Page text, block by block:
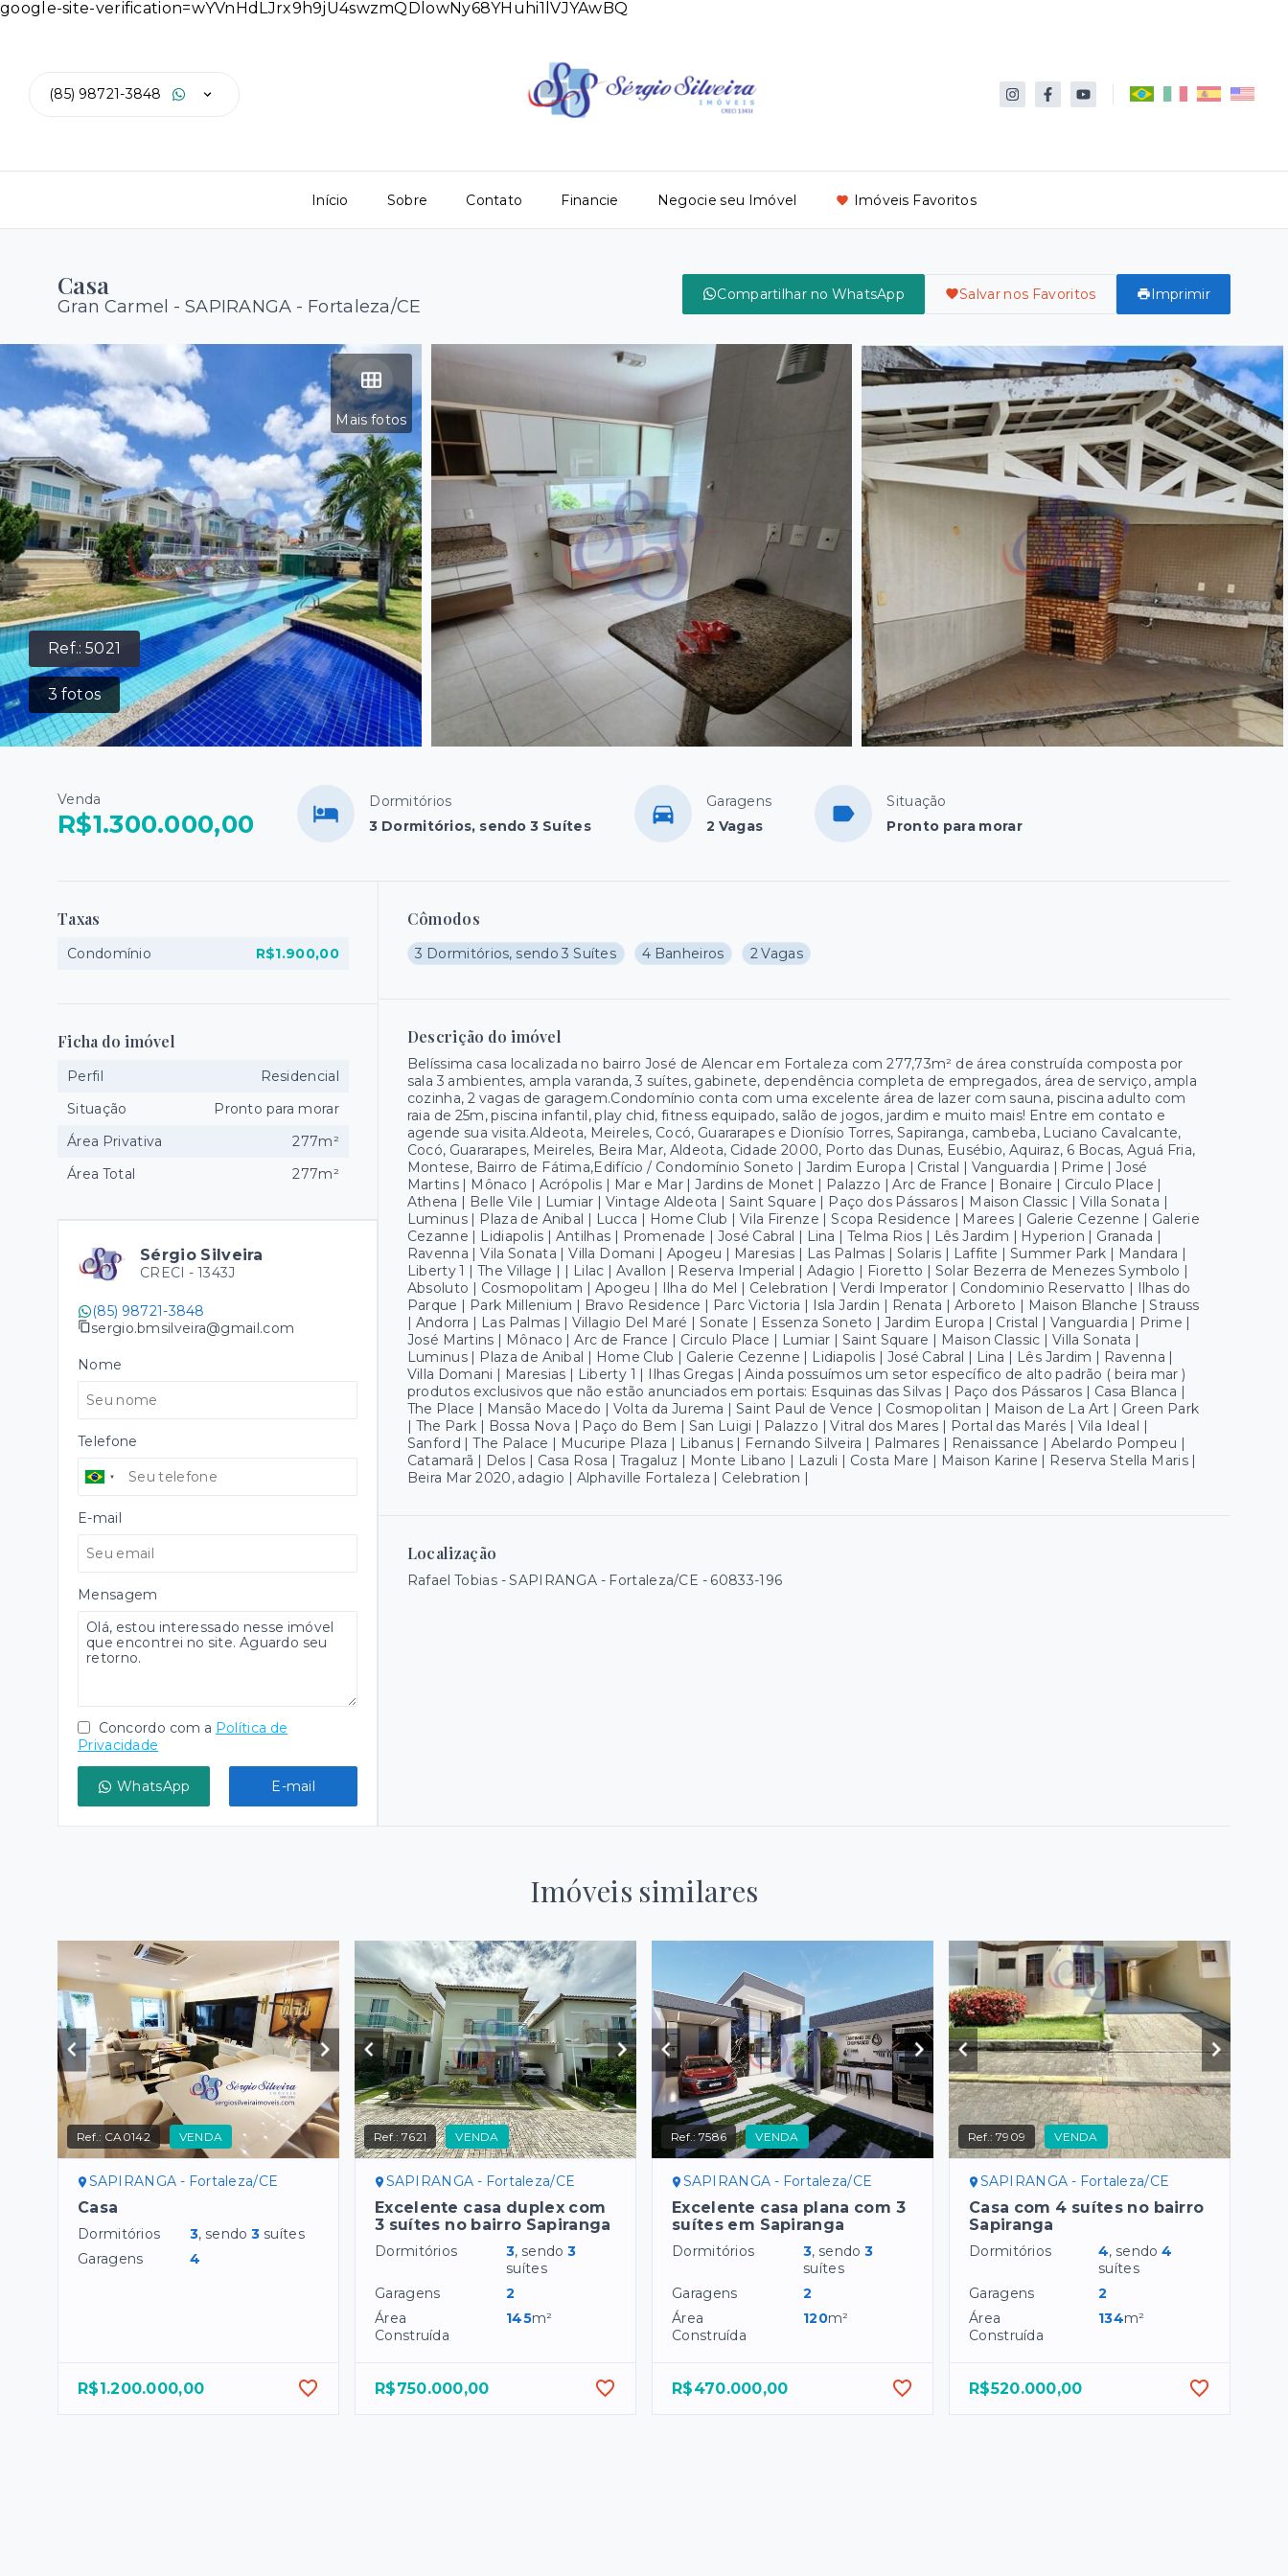
google-site-verification=wYVnHdLJrx9h9jU4swzmQDlowNy68YHuhi1lVJYAwBQ
(85) 98721-3848
Início Sobre Contato Financie Negocie seu Imóvel Imóveis Favoritos
Casa
Gran Carmel - SAPIRANGA - Fortaleza/CE
Compartilhar no WhatsApp Salvar nos Favoritos Imprimir
Ref.:5021
3 fotos
Mais fotos
Venda
R$1.300.000,00
Dormitórios
3 Dormitórios, sendo 3 Suítes
Garagens
2 Vagas
Situação
Pronto para morar
Cômodos
3 Dormitórios, sendo 3 Suítes 4 Banheiros 2 Vagas
Descrição do imóvel
Belíssima casa localizada no bairro José de Alencar em Fortaleza com 277,73m² de área construída composta por
sala 3 ambientes, ampla varanda, 3 suítes, gabinete, dependência completa de empregados, área de serviço, ampla
cozinha, 2 vagas de garagem.Condomínio conta com uma excelente área de lazer com sauna, piscina adulto com
raia de 25m, piscina infantil, play chid, fitness equipado, salão de jogos, jardim e muito mais! Entre em contato e
agende sua visita.Aldeota, Meireles, Cocó, Guararapes e Dionísio Torres, Sapiranga, cambeba, Luciano Cavalcante,
Cocó, Guararapes, Meireles, Beira Mar, Aldeota, Cidade 2000, Porto das Dunas, Eusébio, Aquiraz, 6 Bocas, Aguá Fria,
Montese, Bairro de Fátima,Edifício / Condomínio Soneto | Jardim Europa | Cristal | Vanguardia | Prime | José
Martins | Mônaco | Acrópolis | Mar e Mar | Jardins de Monet | Palazzo | Arc de France | Bonaire | Circulo Place |
Athena | Belle Vile | Lumiar | Vintage Aldeota | Saint Square | Paço dos Pássaros | Maison Classic | Villa Sonata |
Luminus | Plaza de Anibal | Lucca | Home Club | Vila Firenze | Scopa Residence | Marees | Galerie Cezenne | Galerie
Cezanne | Lidiapolis | Antilhas | Promenade | José Cabral | Lina | Telma Rios | Lês Jardim | Hyperion | Granada |
Ravenna | Vila Sonata | Villa Domani | Apogeu | Maresias | Las Palmas | Solaris | Laffite | Summer Park | Mandara |
Liberty 1 | The Village | | Lilac | Avallon | Reserva Imperial | Adagio | Fioretto | Solar Bezerra de Menezes Symbolo |
Absoluto | Cosmopolitam | Apogeu | Ilha do Mel | Celebration | Verdi Imperator | Condominio Reservatto | Ilhas do
Parque | Park Millenium | Bravo Residence | Parc Victoria | Isla Jardin | Renata | Arboreto | Maison Blanche | Strauss
| Andorra | Las Palmas | Villagio Del Maré | Sonate | Essenza Soneto | Jardim Europa | Cristal | Vanguardia | Prime |
José Martins | Mônaco | Arc de France | Circulo Place | Lumiar | Saint Square | Maison Classic | Villa Sonata |
Luminus | Plaza de Anibal | Home Club | Galerie Cezenne | Lidiapolis | José Cabral | Lina | Lês Jardim | Ravenna |
Villa Domani | Maresias | Liberty 1 | Ilhas Gregas | Ainda possuímos um setor específico de alto padrão ( beira mar )
produtos exclusivos que não estão anunciados em portais: Esquinas das Silvas | Paço dos Pássaros | Casa Blanca |
The Place | Mansão Macedo | Volta da Jurema | Saint Paul de Vence | Cosmopolitan | Maison de La Art | Green Park
| The Park | Bossa Nova | Paço do Bem | San Luigi | Palazzo | Vitral dos Mares | Portal das Marés | Vila Ideal |
Sanford | The Palace | Mucuripe Plaza | Libanus | Fernando Silveira | Palmares | Renaissance | Abelardo Pompeu |
Catamarã | Delos | Casa Rosa | Tragaluz | Monte Libano | Lazuli | Costa Mare | Maison Karine | Reserva Stella Maris |
Beira Mar 2020, adagio | Alphaville Fortaleza | Celebration |
Localização
Rafael Tobias - SAPIRANGA - Fortaleza/CE - 60833-196
Taxas
Condomínio R$1.900,00
Ficha do imóvel
Perfil
Residencial
Situação
Pronto para morar
Área Privativa
277m²
Área Total
277m²
Sérgio Silveira
CRECI - 1343J
(85) 98721-3848
sergio.bmsilveira@gmail.com
Nome
Telefone
E-mail
Mensagem
Concordo com a Política de
Privacidade
WhatsApp E-mail
Imóveis similares
Ref.: CA0142 VENDA
SAPIRANGA - Fortaleza/CE
Casa
Dormitórios 3, sendo3 suítes
Garagens
4
R$1.200.000,00
Ref.:7621 VENDA
SAPIRANGA - Fortaleza/CE
Excelente casa duplex com
3 suítes no bairro Sapiranga
Dormitórios 3, sendo3
suítes
Garagens
2
Área
Construída
145m²
R$750.000,00
Ref.:7586 VENDA
SAPIRANGA - Fortaleza/CE
Excelente casa plana com 3
suítes em Sapiranga
Dormitórios 3, sendo3
suítes
Garagens
2
Área
Construída
120m²
R$470.000,00
Ref.:7909 VENDA
SAPIRANGA - Fortaleza/CE
Casa com 4 suítes no bairro
Sapiranga
Dormitórios 4, sendo4
suítes
Garagens
2
Área
Construída
134m²
R$520.000,00